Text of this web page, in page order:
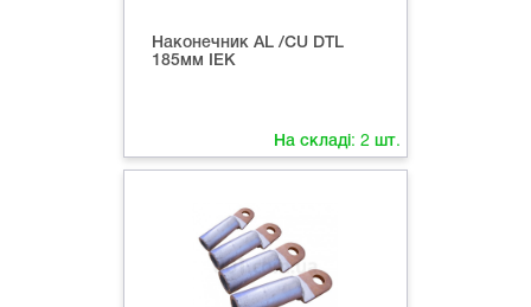
Наконечник AL /CU DTL
185мм IEK
На складі: 2 шт.